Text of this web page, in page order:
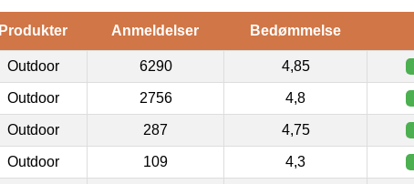
Produkter Anmeldelser Bedømmelse
Outdoor 6290 4,85
Outdoor 2756 4,8
Outdoor 287 4,75
Outdoor 109 4,3